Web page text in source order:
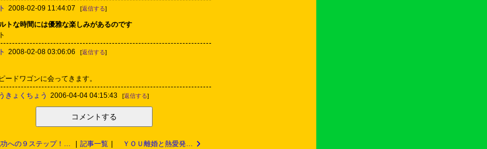
2008-02-09 11:44:07 [返信する]
トな時間には優雅な楽しみがあるのです
2008-02-08 03:06:06 [返信する]
ードワゴンに会ってきます。
きょくちょう 2006-04-04 04:15:43 [返信する]
コメントする
成功への９ステップ！人生を変えるセミナー 記事一覧 ＹＯＵ離婚と熱愛発覚！14歳年下ダンサー ＡＴＳＵＳＨＩ